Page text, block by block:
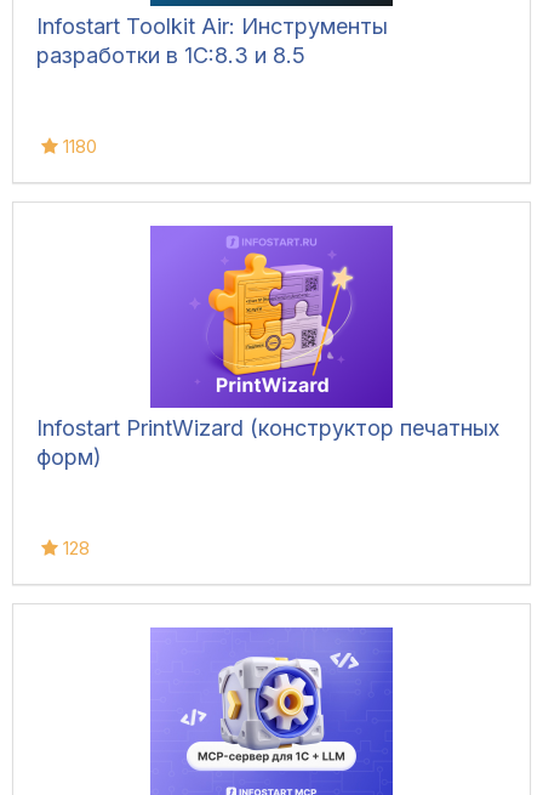
Infostart Toolkit Air: Инструменты
разработки в 1С:8.3 и 8.5
1180
Infostart PrintWizard (конструктор печатных
форм)
128